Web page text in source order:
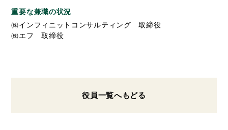
重要な兼職の状況
㈱インフィニットコンサルティング 取締役
㈱エフ 取締役
役員一覧へもどる